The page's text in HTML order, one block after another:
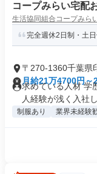
コープみらい宅配
生活協同組合コープみら
完全週休2日制・土
〒270-1360千葉県
月給21万4700円～
求めている人材 学
人経験が浅く入社
制服あり 業界未経験